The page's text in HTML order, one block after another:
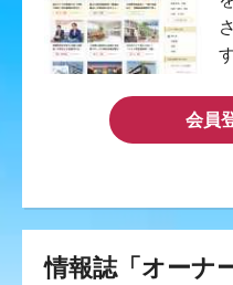
会員
情報誌「オーナ